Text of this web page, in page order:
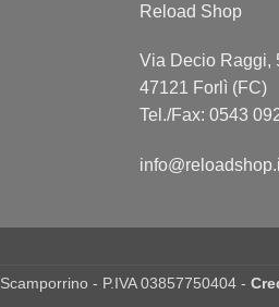
Reload Shop
Via Decio Raggi,
47121 Forlì (FC)
Tel./Fax: 0543
- P.IVA 03857750404 -